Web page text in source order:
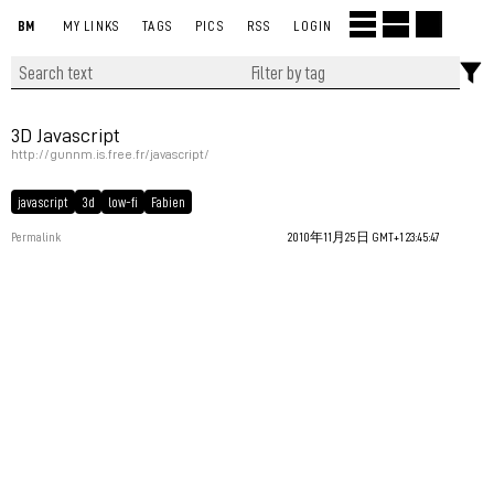
BM MY LINKS TAGS PICS RSS LOGIN
3D Javascript
http://gunnm.is.free.fr/javascript/
javascript 3d low-fi Fabien
Permalink 2010年11月25日 GMT+1 23:45:47